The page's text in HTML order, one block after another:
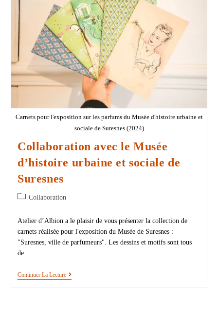
Carnets pour l'exposition sur les parfums du Musée d'histoire urbaine et
sociale de Suresnes (2024)
Collaboration avec le Musée
d’histoire urbaine et sociale de
Suresnes
Collaboration
Atelier d’Albion a le plaisir de vous présenter la collection de
carnets réalisée pour l'exposition du Musée de Suresnes :
"Suresnes, ville de parfumeurs". Les dessins et motifs sont tous
de…
Continuer La Lecture